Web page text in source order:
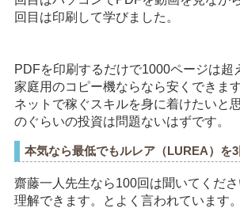
回目は印刷して学びました。
PDFを印刷するだけで1000ページは超
家庭用のコピー機ならなら安くできま
ネットで稼ぐスキルを身に着けたいと
のぐらいの投資は問題ないはずです。
本気なら最低でもルレア（LUREA）を
齋藤一人先生なら100回は聞いてくだ
理解できます。とよく言われています